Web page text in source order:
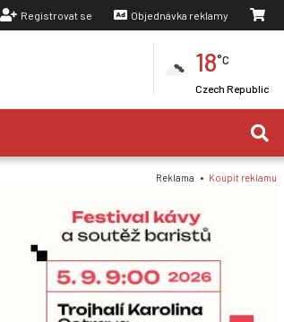
Registrovat se Objednávka reklamy
18°C
Czech Republic
Reklama • Koupit reklamu